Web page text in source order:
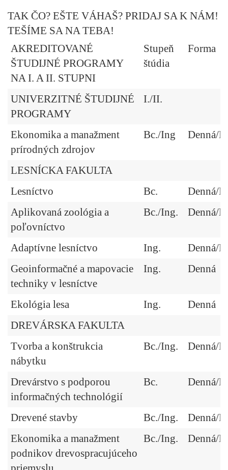
TAK ČO? EŠTE VÁHAŠ? PRIDAJ SA K NÁM!
TEŠÍME SA NA TEBA!
AKREDITOVANÉ
ŠTUDIJNÉ PROGRAMY
NA I. A II. STUPNI
Stupeň
štúdia
Forma
UNIVERZITNÉ ŠTUDIJNÉ
PROGRAMY
I./II.
Ekonomika a manažment
prírodných zdrojov
Bc./Ing Denná/
LESNÍCKA FAKULTA
Lesníctvo
Bc.
Denná/
Aplikovaná zoológia a
poľovníctvo
Bc./Ing. Denná/
Adaptívne lesníctvo Ing.
Denná/
Geoinformačné a mapovacie
techniky v lesníctve
Ing. Denná
Ekológia lesa Ing.
Denná
DREVÁRSKA FAKULTA
Tvorba a konštrukcia
nábytku
Bc./Ing. Denná/
Drevárstvo s podporou
informačných technológií
Bc. Denná/
Drevené stavby Bc./Ing.
Denná/
Ekonomika a manažment
podnikov drevospracujúceho
Bc./Ing. Denná/